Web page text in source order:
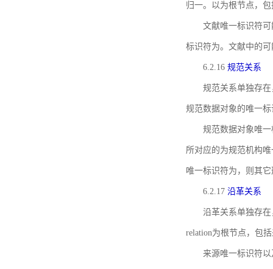
归一。以为根节点，
文献唯一标识符
标识符为。文献中的
6.2.16 规范关系
规范关系单独存
规范数据对象的唯一
规范数据对象唯一
所对应的为规范机构
唯一标识符为，则其
6.2.17 沿革关系
沿革关系单独存
relation为根节点，包
来源唯一标识符以